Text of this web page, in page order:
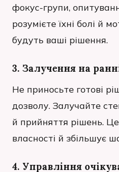
фокус-групи,
розумієте їхні болі й
будуть ваші рішення.
3. Залучення на
Не приносьте готові
дозволу. Залучайте
й прийняття рішень.
власності й збільшує
4. Управління